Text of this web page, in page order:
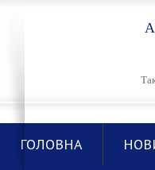
ГОЛОВНА